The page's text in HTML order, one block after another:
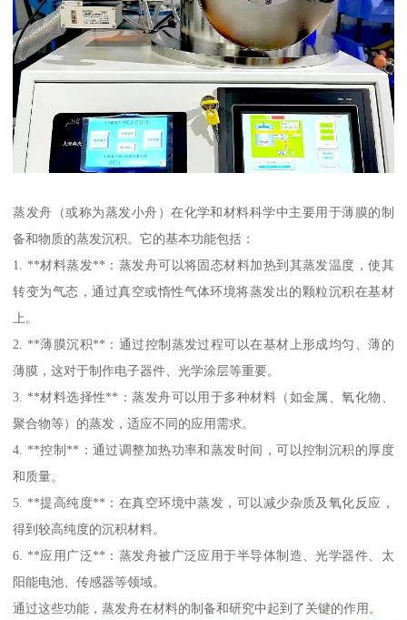
蒸发舟（或称为蒸发小舟）在化学和材料科学中主要用于薄膜的制
备和物质的蒸发沉积。它的基本功能包括：
1. **材料蒸发**：蒸发舟可以将固态材料加热到其蒸发温度，使其
转变为气态，通过真空或惰性气体环境将蒸发出的颗粒沉积在基材
上。
2. **薄膜沉积**：通过控制蒸发过程可以在基材上形成均匀、薄的
薄膜，这对于制作电子器件、光学涂层等重要。
3. **材料选择性**：蒸发舟可以用于多种材料（如金属、氧化物、
聚合物等）的蒸发，适应不同的应用需求。
4. **控制**：通过调整加热功率和蒸发时间，可以控制沉积的厚度
和质量。
5. **提高纯度**：在真空环境中蒸发，可以减少杂质及氧化反应，
得到较高纯度的沉积材料。
6. **应用广泛**：蒸发舟被广泛应用于半导体制造、光学器件、太
阳能电池、传感器等领域。
通过这些功能，蒸发舟在材料的制备和研究中起到了关键的作用。